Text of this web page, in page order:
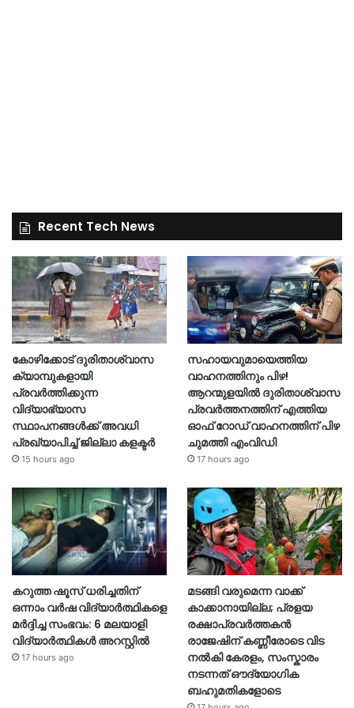
Recent Tech News
കോഴിക്കോട് ദുരിതാശ്വാസ
ക്യാമ്പുകളായി
പ്രവര്‍ത്തിക്കുന്ന
വിദ്യാഭ്യാസ
സ്ഥാപനങ്ങള്‍ക്ക് അവധി
പ്രഖ്യാപിച്ച് ജില്ലാ കളക്ടർ
15 hours ago
സഹായവുമായെത്തിയ
വാഹനത്തിനും പിഴ!
ആറന്മുളയില്‍ ദുരിതാശ്വാസ
പ്രവര്‍ത്തനത്തിന് എത്തിയ
ഓഫ് റോഡ് വാഹനത്തിന് പിഴ
ചുമത്തി എംവിഡി
17 hours ago
കറുത്ത ഷൂസ് ധരിച്ചതിന്
ഒന്നാം വർഷ വിദ്യാർത്ഥികളെ
മർദ്ദിച്ച സംഭവം: 6 മലയാളി
വിദ്യാർത്ഥികൾ അറസ്റ്റിൽ
17 hours ago
മടങ്ങി വരുമെന്ന വാക്ക്
കാക്കാനായില്ല; പ്രളയ
രക്ഷാപ്രവർത്തകൻ
രാജേഷിന് കണ്ണീരോടെ വിട
നൽകി കേരളം, സംസ്കാരം
നടന്നത് ഔദ്യോ​ഗിക
ബഹുമതികളോടെ